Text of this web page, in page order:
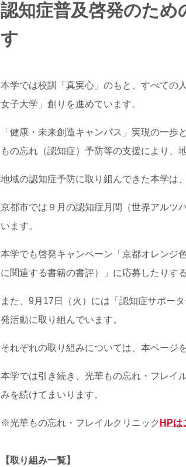
認知症普及啓発のため
す
本学では校訓「真実心」のもと、すべての
女子大学」創りを進めています。
「健康・未来創造キャンパス」実現の一
もの忘れ（認知症）予防等の支援により、
地域の認知症予防に取り組んできた本学は
京都市では９月の認知症月間（世界アルツ
います。
本学でも啓発キャンペーン「京都オレンジ
に関連する書籍の書評）」に応募したりす
また、9月17日（火）には「認知症サポー
発活動に取り組んでいます。
それぞれの取り組みについては、本ページ
本学では引き続き、光華もの忘れ・フレイ
みを続けてまいります。
※光華もの忘れ・フレイルクリニック HPは
【取り組み一覧】